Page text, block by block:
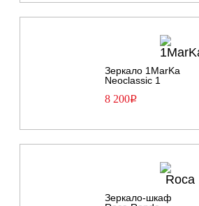
Зеркало 1MarKa
Neoclassic 1
8 200Р
Зеркало-шкаф